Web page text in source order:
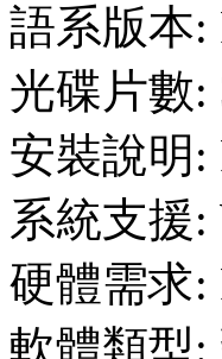
語系版本:
光碟片數:
安裝說明:
系統支援:
硬體需求:
軟體類型: